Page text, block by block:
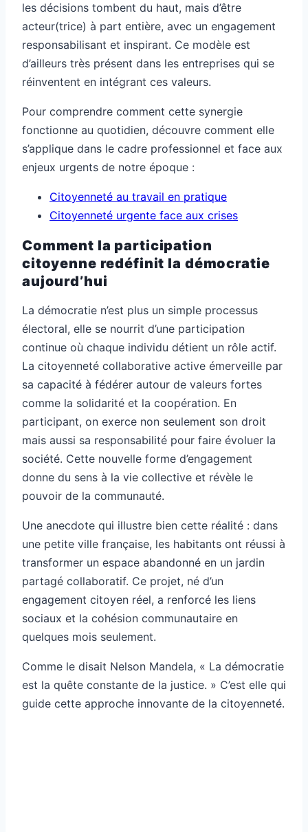
les décisions tombent du haut, mais d’être
acteur(trice) à part entière, avec un engagement
responsabilisant et inspirant. Ce modèle est
d’ailleurs très présent dans les entreprises qui se
réinventent en intégrant ces valeurs.
Pour comprendre comment cette synergie
fonctionne au quotidien, découvre comment elle
s’applique dans le cadre professionnel et face aux
enjeux urgents de notre époque :
Citoyenneté au travail en pratique
Citoyenneté urgente face aux crises
Comment la participation
citoyenne redéfinit la démocratie
aujourd’hui
La démocratie n’est plus un simple processus
électoral, elle se nourrit d’une participation
continue où chaque individu détient un rôle actif.
La citoyenneté collaborative active émerveille par
sa capacité à fédérer autour de valeurs fortes
comme la solidarité et la coopération. En
participant, on exerce non seulement son droit
mais aussi sa responsabilité pour faire évoluer la
société. Cette nouvelle forme d’engagement
donne du sens à la vie collective et révèle le
pouvoir de la communauté.
Une anecdote qui illustre bien cette réalité : dans
une petite ville française, les habitants ont réussi à
transformer un espace abandonné en un jardin
partagé collaboratif. Ce projet, né d’un
engagement citoyen réel, a renforcé les liens
sociaux et la cohésion communautaire en
quelques mois seulement.
Comme le disait Nelson Mandela, « La démocratie
est la quête constante de la justice. » C’est elle qui
guide cette approche innovante de la citoyenneté.